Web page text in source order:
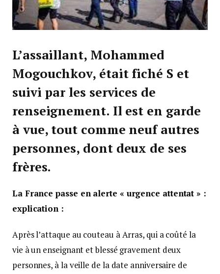
L’assaillant, Mohammed
Mogouchkov, était fiché S et
suivi par les services de
renseignement. Il est en garde
à vue, tout comme neuf autres
personnes, dont deux de ses
frères.
La France passe en alerte « urgence attentat » :
explication :
Après l’attaque au couteau à Arras, qui a coûté la
vie à un enseignant et blessé gravement deux
personnes, à la veille de la date anniversaire de